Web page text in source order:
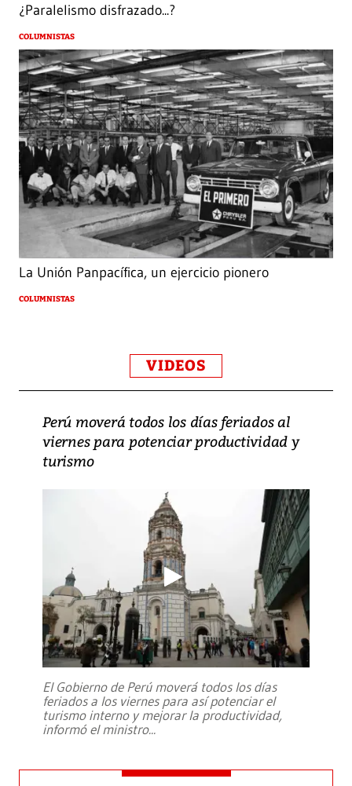
¿Paralelismo disfrazado...?
COLUMNISTAS
La Unión Panpacífica, un ejercicio pionero
COLUMNISTAS
VIDEOS
Perú moverá todos los días feriados al
viernes para potenciar productividad y
turismo
El Gobierno de Perú moverá todos los días
feriados a los viernes para así potenciar el
turismo interno y mejorar la productividad,
informó el ministro...